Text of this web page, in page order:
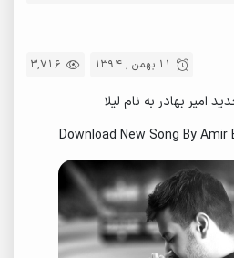
3,716 11 بهمن , 1394
امیر بهادر به نام لیلا
Download New Song By Amir